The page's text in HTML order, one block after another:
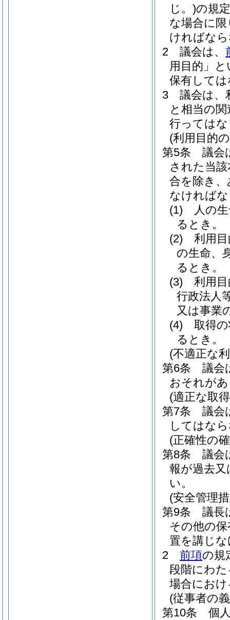
じ。)の規
な場合に
ければな
2
議会は、
用目的」
保有して
3
議会は、
と相当の
行っては
(利用目的
第5条
議会
された当
合を除き
なければ
(1)
人の
るとき。
(2)
利用
の生命、
るとき。
(3)
利用
行政法人
又は事業
(4)
取得
るとき。
(不適正な
第6条
議会
おそれが
(適正な取
第7条
議会
してはな
(正確性の
第8条
議会
報が過去
い。
(安全管理
第9条
議長
その他の
置を講じ
2
前項の規
段階にわ
場合にお
(従事者の
第10条
個